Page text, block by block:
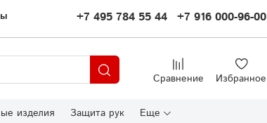
+7 495 784 55 44 +7 916 000-96-00
Сравнение Избранное
изделия Защита рук Еще